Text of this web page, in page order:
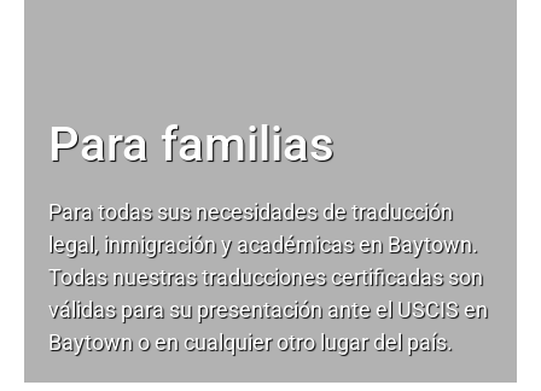
Para familias
Para todas sus necesidades detraducción
legal, inmigración y académicas en Baytown.
Todas nuestras traducciones certificadas son
válidas para su presentación ante el USCIS en
Baytown o en cualquier otro lugar del país.